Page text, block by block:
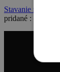
Stavanie mája
pridané :